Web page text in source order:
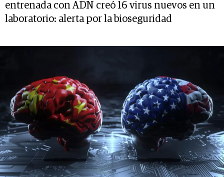
entrenada con ADN creó 16 virus nuevos en un
laboratorio: alerta por la bioseguridad